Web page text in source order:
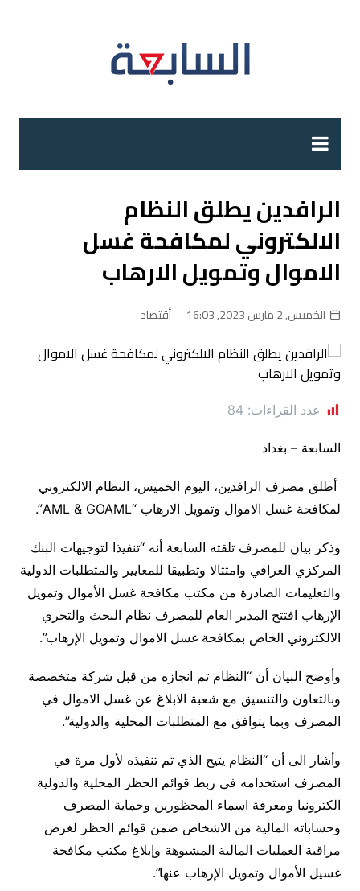
الرافدين يطلق النظام
الالكتروني لمكافحة غسل
الاموال وتمويل الارهاب
الخميس, 2 مارس 2023, 16:03 أقتصاد
عدد القراءات: 84
السابعة – بغداد
أطلق مصرف الرافدين، اليوم الخميس، النظام الالكتروني
لمكافحة غسل الاموال وتمويل الارهاب “AML & GOAML”.
وذكر بيان للمصرف تلقته السابعة أنه “تنفيذا لتوجيهات البنك
المركزي العراقي وامتثالا وتطبيقا للمعايير والمتطلبات الدولية
والتعليمات الصادرة من مكتب مكافحة غسل الأموال وتمويل
الإرهاب افتتح المدير العام للمصرف نظام البحث والتحري
الالكتروني الخاص بمكافحة غسل الاموال وتمويل الإرهاب”.
وأوضح البيان أن “النظام تم انجازه من قبل شركة متخصصة
وبالتعاون والتنسيق مع شعبة الابلاغ عن غسل الاموال في
المصرف وبما يتوافق مع المتطلبات المحلية والدولية”.
وأشار الى أن “النظام يتيح الذي تم تنفيذه لأول مرة في
المصرف استخدامه في ربط قوائم الحظر المحلية والدولية
الكترونيا ومعرفة اسماء المحظورين وحماية المصرف
وحساباته المالية من الاشخاص ضمن قوائم الحظر لغرض
مراقبة العمليات المالية المشبوهة وإبلاغ مكتب مكافحة
غسيل الأموال وتمويل الإرهاب عنها”.